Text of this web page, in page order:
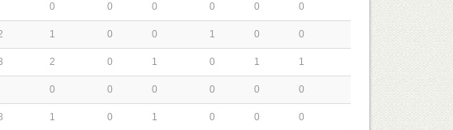
0 0 0 0 0 0
1 0 0 1 0 0
2 0 1 0 1 1
0 0 0 0 0 0
1 0 1 0 0 0